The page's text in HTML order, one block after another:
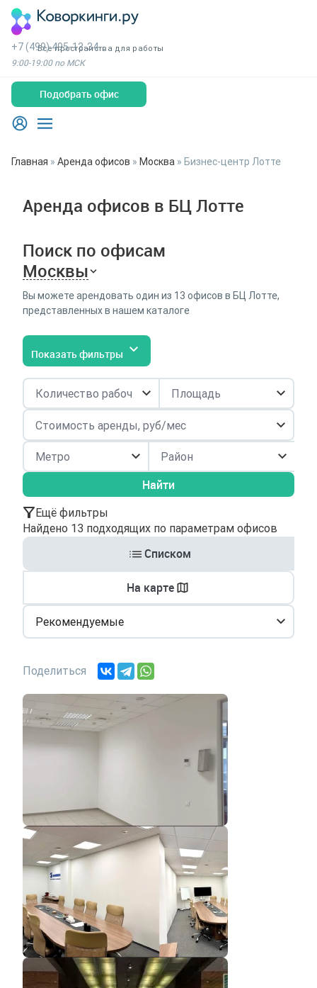
Все пространства для работы
+7 (499) 495-13-34
9:00-19:00 по МСК
Подобрать офис
Главная » Аренда офисов » Москва » Бизнес-центр Лотте
Аренда офисов в БЦ Лотте
Поиск по офисам
Москвы
Вы можете арендовать один из 13 офисов в БЦ Лотте,
представленных в нашем каталоге
Показать фильтры
Район
Найти
Ещё фильтры
Найдено 13 подходящих по параметрам офисов
Списком
На карте
Рекомендуемые
Поделиться